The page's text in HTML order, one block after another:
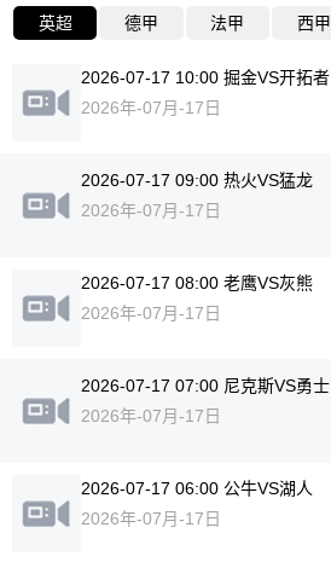
英超 德甲 法甲 西甲
2026-07-17 10:00 掘金VS开拓者
2026年-07月-17日
2026-07-17 09:00 热火VS猛龙
2026年-07月-17日
2026-07-17 08:00 老鹰VS灰熊
2026年-07月-17日
2026-07-17 07:00 尼克斯VS勇士
2026年-07月-17日
2026-07-17 06:00 公牛VS湖人
2026年-07月-17日